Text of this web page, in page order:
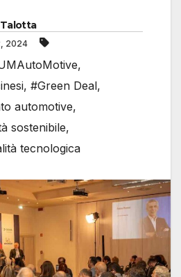
2024
,
, #Green Deal,
automotive,
sostenibile,
tecnologica